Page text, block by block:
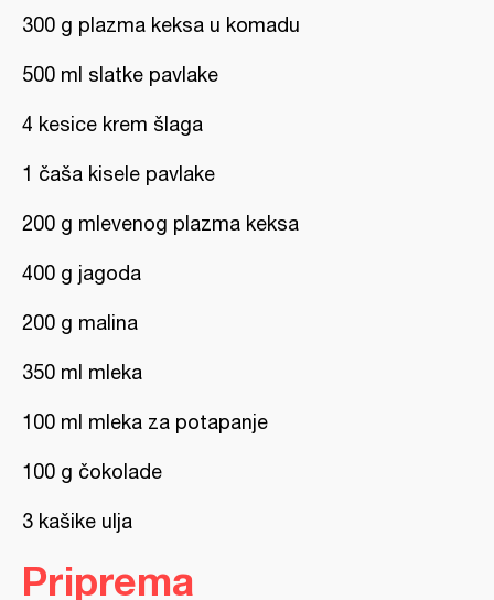
300 g plazma keksa u komadu
500 ml slatke pavlake
4 kesice krem šlaga
1 čaša kisele pavlake
200 g mlevenog plazma keksa
400 g jagoda
200 g malina
350 ml mleka
100 ml mleka za potapanje
100 g čokolade
3 kašike ulja
Priprema